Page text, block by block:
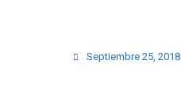
Septiembre 25, 2018